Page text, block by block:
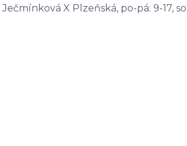
X Plzeňská, po-pá: 9-17,